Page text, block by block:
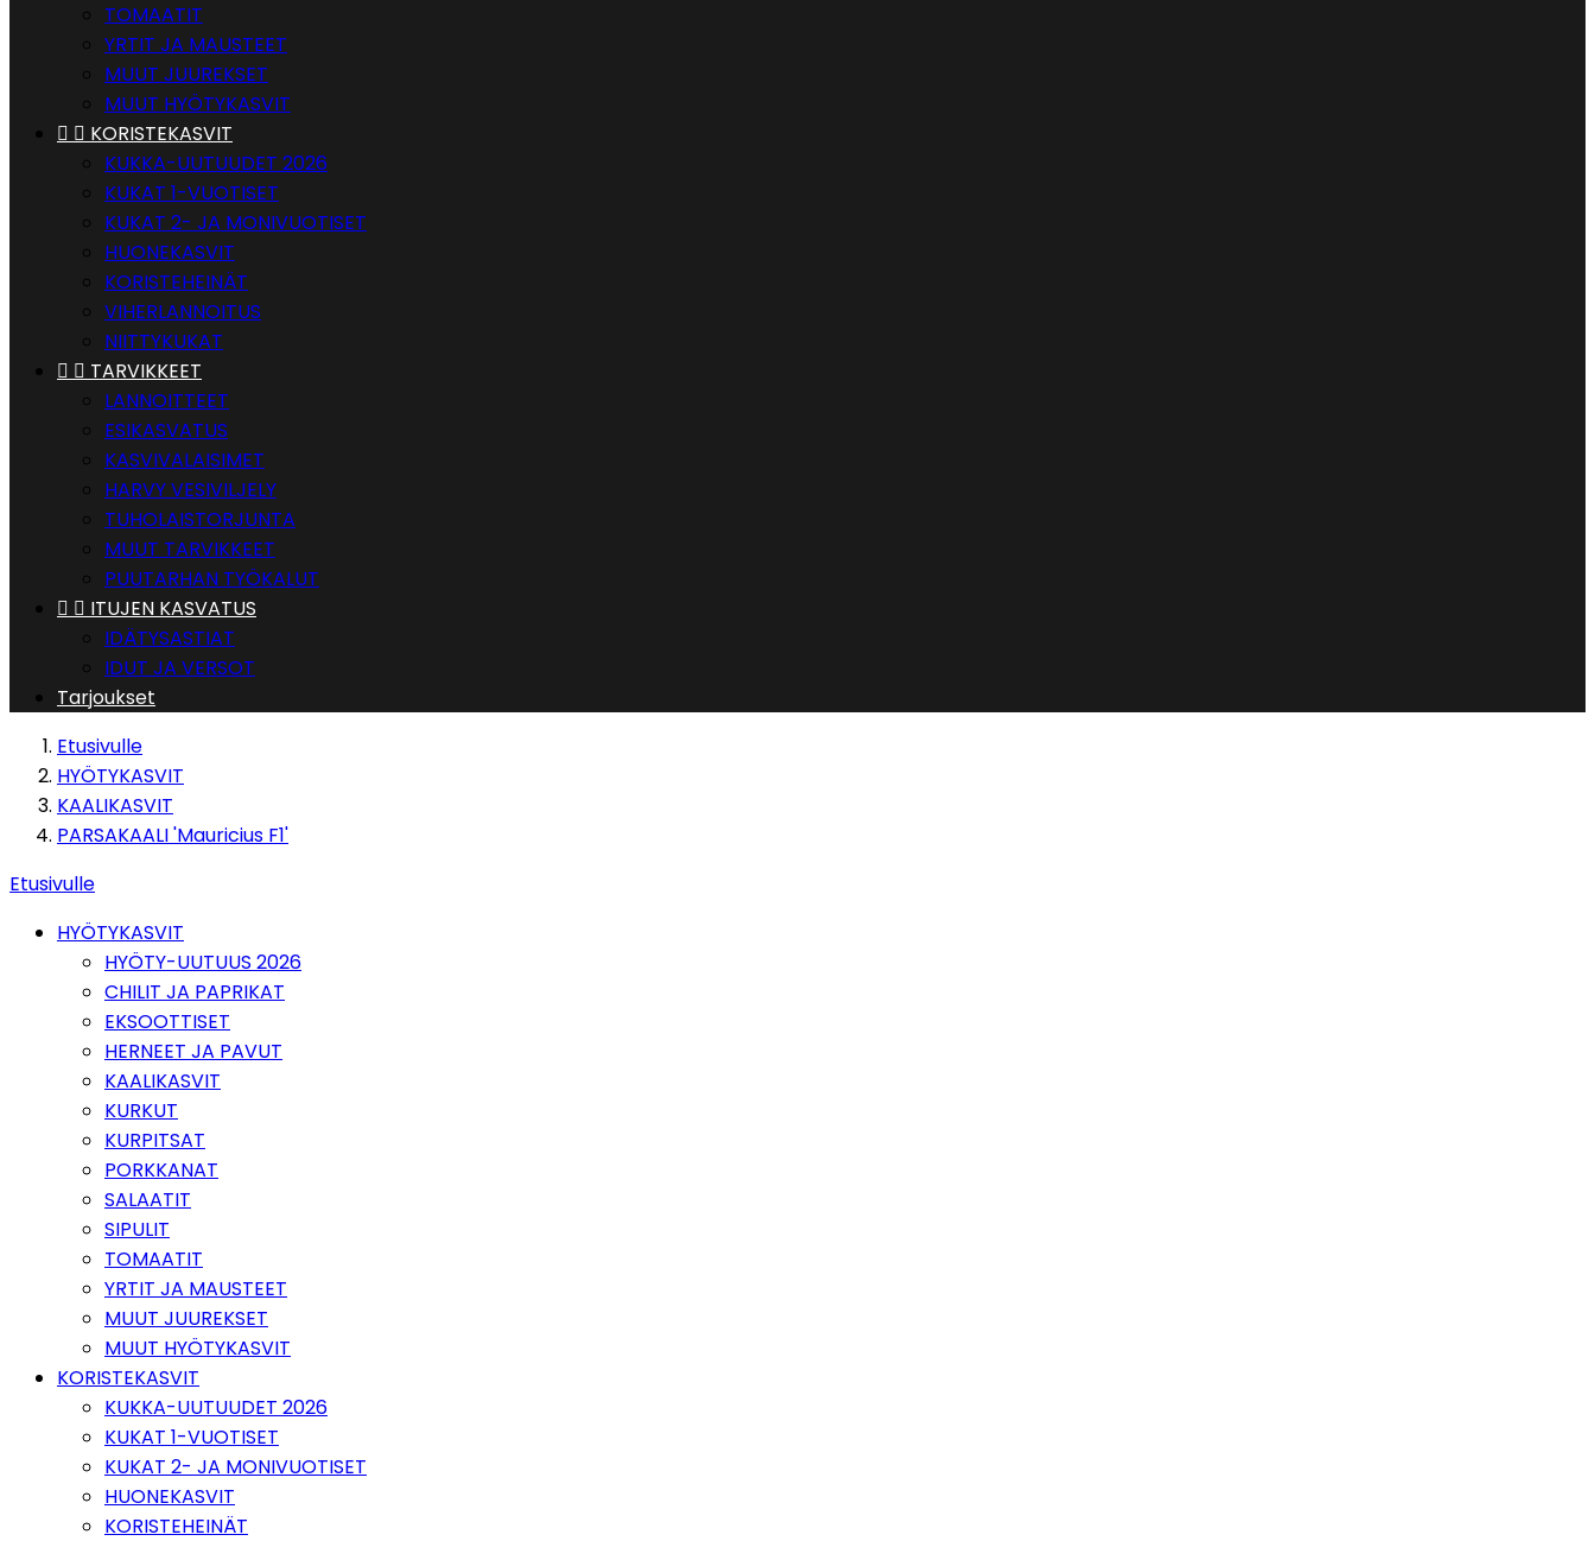
TOMAATIT
YRTIT JA MAUSTEET
MUUT JUUREKSET
MUUT HYÖTYKASVIT
  KORISTEKASVIT
KUKKA-UUTUUDET 2026
KUKAT 1-VUOTISET
KUKAT 2- JA MONIVUOTISET
HUONEKASVIT
KORISTEHEINÄT
VIHERLANNOITUS
NIITTYKUKAT
  TARVIKKEET
LANNOITTEET
ESIKASVATUS
KASVIVALAISIMET
HARVY VESIVILJELY
TUHOLAISTORJUNTA
MUUT TARVIKKEET
PUUTARHAN TYÖKALUT
  ITUJEN KASVATUS
IDÄTYSASTIAT
IDUT JA VERSOT
Tarjoukset
Etusivulle
HYÖTYKASVIT
KAALIKASVIT
PARSAKAALI 'Mauricius F1'
Etusivulle
HYÖTYKASVIT
HYÖTY-UUTUUS 2026
CHILIT JA PAPRIKAT
EKSOOTTISET
HERNEET JA PAVUT
KAALIKASVIT
KURKUT
KURPITSAT
PORKKANAT
SALAATIT
SIPULIT
TOMAATIT
YRTIT JA MAUSTEET
MUUT JUUREKSET
MUUT HYÖTYKASVIT
KORISTEKASVIT
KUKKA-UUTUUDET 2026
KUKAT 1-VUOTISET
KUKAT 2- JA MONIVUOTISET
HUONEKASVIT
KORISTEHEINÄT